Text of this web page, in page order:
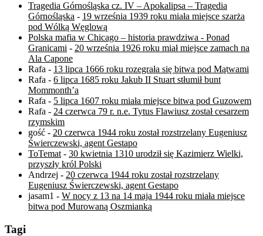
Tragedia Górnośląska cz. IV – Apokalipsa – Tragedia
Górnośląska - 19 września 1939 roku miała miejsce szarża
pod Wólką Węglową
Polska mafia w Chicago – historia prawdziwa - Ponad
Granicami - 20 września 1926 roku miał miejsce zamach na
Ala Capone
Rafa - 13 lipca 1666 roku rozegrała się bitwa pod Mątwami
Rafa - 6 lipca 1685 roku Jakub II Stuart stłumił bunt
Mommonth’a
Rafa - 5 lipca 1607 roku miała miejsce bitwa pod Guzowem
Rafa - 24 czerwca 79 r. n.e. Tytus Flawiusz został cesarzem
rzymskim
gość - 20 czerwca 1944 roku został rozstrzelany Eugeniusz
Świerczewski, agent Gestapo
ToTemat - 30 kwietnia 1310 urodził się Kazimierz Wielki,
przyszły król Polski
Andrzej - 20 czerwca 1944 roku został rozstrzelany
Eugeniusz Świerczewski, agent Gestapo
jasam1 - W nocy z 13 na 14 maja 1944 roku miała miejsce
bitwa pod Murowaną Oszmianką
Tagi